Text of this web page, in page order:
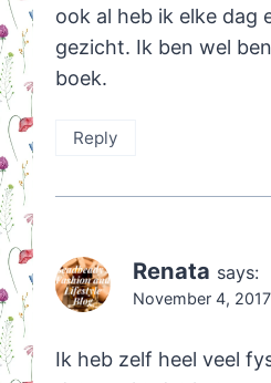
ook al heb ik elke dag
gezicht. Ik ben wel
boek.
Reply
Renata says:
November 4,
Ik heb zelf heel veel